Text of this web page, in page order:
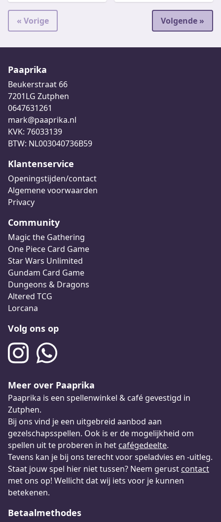
« Vorige Volgende »
Paaprika
Beukerstraat 66
7201LG Zutphen
0647631261
mark@paaprika.nl
KVK: 76033139
BTW: NL003040736B59
Klantenservice
Openingstijden/contact
Algemene voorwaarden
Privacy
Community
Magic the Gathering
One Piece Card Game
Star Wars Unlimited
Gundam Card Game
Dungeons & Dragons
Altered TCG
Lorcana
Volg ons op
Meer over Paaprika
Paaprika is een spellenwinkel & café gevestigd in
Zutphen.
Bij ons vind je een uitgebreid aanbod aan
gezelschapsspellen. Ook is er de mogelijkheid om
spellen uit te proberen in het cafégedeelte.
Tevens kan je bij ons terecht voor speladvies en -uitleg.
Staat jouw spel hier niet tussen? Neem gerust contact
met ons op! Wellicht dat wij iets voor je kunnen
betekenen.
Betaalmethodes